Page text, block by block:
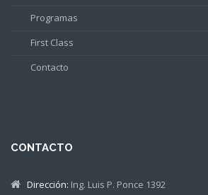
Programas
First Class
Contacto
CONTACTO
Dirección: Ing. Luis P. Ponce 1392